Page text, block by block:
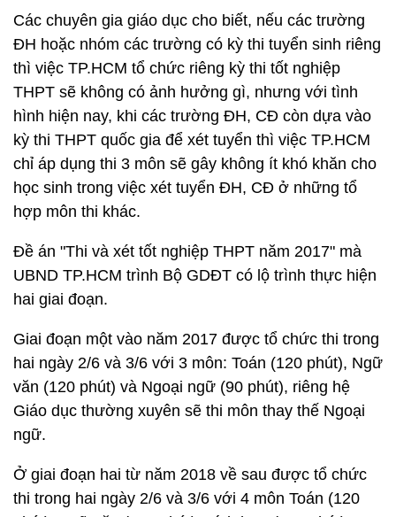
Các chuyên gia giáo dục cho biết, nếu các trường
ĐH hoặc nhóm các trường có kỳ thi tuyển sinh riêng
thì việc TP.HCM tổ chức riêng kỳ thi tốt nghiệp
THPT sẽ không có ảnh hưởng gì, nhưng với tình
hình hiện nay, khi các trường ĐH, CĐ còn dựa vào
kỳ thi THPT quốc gia để xét tuyển thì việc TP.HCM
chỉ áp dụng thi 3 môn sẽ gây không ít khó khăn cho
học sinh trong việc xét tuyển ĐH, CĐ ở những tổ
hợp môn thi khác.
Đề án "Thi và xét tốt nghiệp THPT năm 2017" mà
UBND TP.HCM trình Bộ GDĐT có lộ trình thực hiện
hai giai đoạn.
Giai đoạn một vào năm 2017 được tổ chức thi trong
hai ngày 2/6 và 3/6 với 3 môn: Toán (120 phút), Ngữ
văn (120 phút) và Ngoại ngữ (90 phút), riêng hệ
Giáo dục thường xuyên sẽ thi môn thay thế Ngoại
ngữ.
Ở giai đoạn hai từ năm 2018 về sau được tổ chức
thi trong hai ngày 2/6 và 3/6 với 4 môn Toán (120